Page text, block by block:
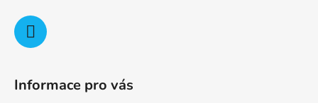
Informace pro vás